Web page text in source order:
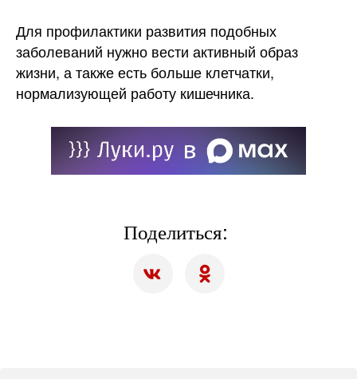
Для профилактики развития подобных
заболеваний нужно вести активный образ
жизни, а также есть больше клетчатки,
нормализующей работу кишечника.
Поделиться: